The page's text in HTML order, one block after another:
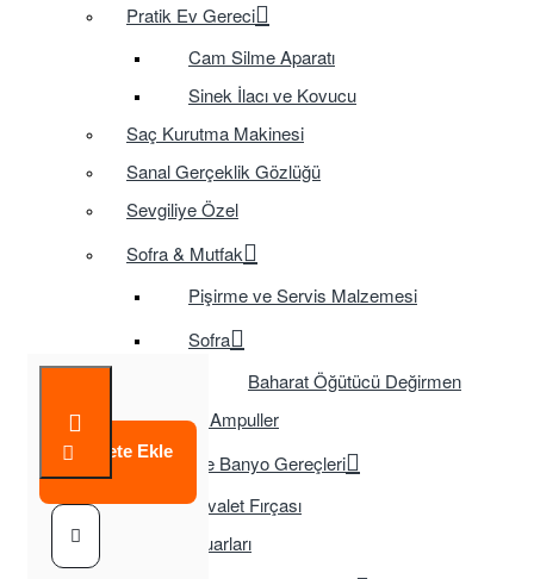
Pratik Ev Gereci
Cam Silme Aparatı
Sinek İlacı ve Kovucu
Saç Kurutma Makinesi
Sanal Gerçeklik Gözlüğü
Sevgiliye Özel
Sofra & Mutfak
Pişirme ve Servis Malzemesi
Sofra
Baharat Öğütücü Değirmen
Tasarruflu Ampuller
Temizlik ve Banyo Gereçleri
Tuvalet Fırçası
TV Aksesuarları
Sepete Ekle